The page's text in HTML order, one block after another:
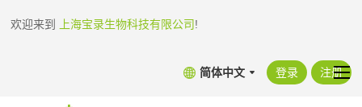
欢迎来到 上海宝录生物科技有限公司!
简体中文 登录 注册